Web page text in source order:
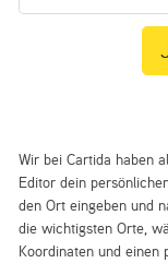
Wir bei Cartida haben
Editor dein
den Ort eingeben und
die wichtigsten Orte,
Koordinaten und einen